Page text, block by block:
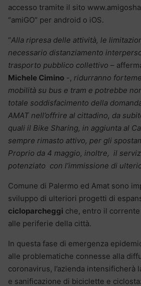
accesso tramite il sito
“amiGO” per android o iOS.
“Alla ripresa delle attività, le
necessario distanziamento
trasporto pubblico collettivo –
Michele Cimino -, ridurranno
mobilità su bus e tram e potrebbe
totale soddisfacimento della
AMAT nell’offrire al cittadino, da
quali il Bike Sharing, in aggiunta al
sempre rimasto attivo, per gli
Proprio da 4 maggio, inoltre, il
potenziato con l’immissione di
Comune di Palermo ed Amat sono
sviluppo di ulteriori progetti di
cicloparcheggi che, entro il
alle periferie della città.
In questa fase di emergenza
alle problematiche connesse alla
coronavirus, l’azienda intensificherà
e sanificazione di biciclette e